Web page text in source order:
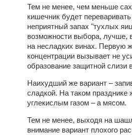
Тем не менее, чем меньше
кишечник будет
неприятный запах "тухлых
возможности выбора, лучше,
на несладких винах. Первую
концентрации вызывает не
образование защитной слизи
Наихудший же вариант –
сладкой. На таком празднике
углекислым газом – а мясом.
Тем не менее, выходя на
внимание вариант плохого